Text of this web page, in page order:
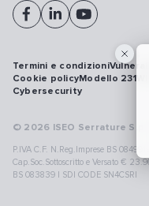
© 2026 ISEO Serrature
P.IVA C.F. N.Reg.Imprese BS
Cap.Soc.Sottoscritto e Versato €
BS 083839 | SDI CODE SN4CSRI
Termini e condizioni
Cookie policyModello 231
Cybersecurity